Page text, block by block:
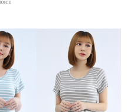
費，但若您需要取消訂單，請聯絡
之結帳頁面顯示為準，若有關於
疑問，請聯繫「AFTEE先享後付
support/home
AFTEE先享後付」服務完成之交
料，並將交易相關給付款項請求債
費
費